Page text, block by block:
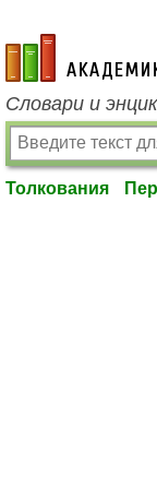
academic.ru
Словари и
Толкования